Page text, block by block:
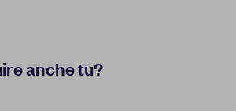
anche tu?